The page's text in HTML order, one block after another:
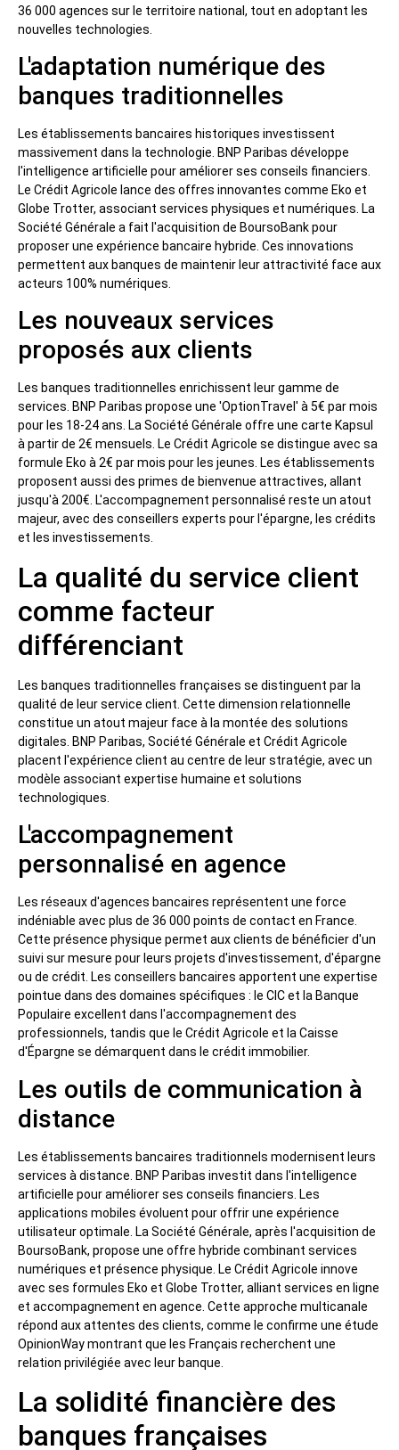
36 000 agences sur le territoire national, tout en adoptant les
nouvelles technologies.
L'adaptation numérique des
banques traditionnelles
Les établissements bancaires historiques investissent
massivement dans la technologie. BNP Paribas développe
l'intelligence artificielle pour améliorer ses conseils financiers.
Le Crédit Agricole lance des offres innovantes comme Eko et
Globe Trotter, associant services physiques et numériques. La
Société Générale a fait l'acquisition de BoursoBank pour
proposer une expérience bancaire hybride. Ces innovations
permettent aux banques de maintenir leur attractivité face aux
acteurs 100% numériques.
Les nouveaux services
proposés aux clients
Les banques traditionnelles enrichissent leur gamme de
services. BNP Paribas propose une 'OptionTravel' à 5€ par mois
pour les 18-24 ans. La Société Générale offre une carte Kapsul
à partir de 2€ mensuels. Le Crédit Agricole se distingue avec sa
formule Eko à 2€ par mois pour les jeunes. Les établissements
proposent aussi des primes de bienvenue attractives, allant
jusqu'à 200€. L'accompagnement personnalisé reste un atout
majeur, avec des conseillers experts pour l'épargne, les crédits
et les investissements.
La qualité du service client
comme facteur
différenciant
Les banques traditionnelles françaises se distinguent par la
qualité de leur service client. Cette dimension relationnelle
constitue un atout majeur face à la montée des solutions
digitales. BNP Paribas, Société Générale et Crédit Agricole
placent l'expérience client au centre de leur stratégie, avec un
modèle associant expertise humaine et solutions
technologiques.
L'accompagnement
personnalisé en agence
Les réseaux d'agences bancaires représentent une force
indéniable avec plus de 36 000 points de contact en France.
Cette présence physique permet aux clients de bénéficier d'un
suivi sur mesure pour leurs projets d'investissement, d'épargne
ou de crédit. Les conseillers bancaires apportent une expertise
pointue dans des domaines spécifiques : le CIC et la Banque
Populaire excellent dans l'accompagnement des
professionnels, tandis que le Crédit Agricole et la Caisse
d'Épargne se démarquent dans le crédit immobilier.
Les outils de communication à
distance
Les établissements bancaires traditionnels modernisent leurs
services à distance. BNP Paribas investit dans l'intelligence
artificielle pour améliorer ses conseils financiers. Les
applications mobiles évoluent pour offrir une expérience
utilisateur optimale. La Société Générale, après l'acquisition de
BoursoBank, propose une offre hybride combinant services
numériques et présence physique. Le Crédit Agricole innove
avec ses formules Eko et Globe Trotter, alliant services en ligne
et accompagnement en agence. Cette approche multicanale
répond aux attentes des clients, comme le confirme une étude
OpinionWay montrant que les Français recherchent une
relation privilégiée avec leur banque.
La solidité financière des
banques françaises